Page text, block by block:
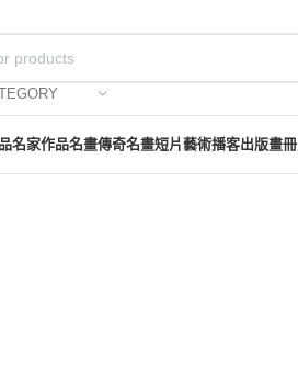
名家作品名畫傳奇名畫短片藝術播客出版畫冊